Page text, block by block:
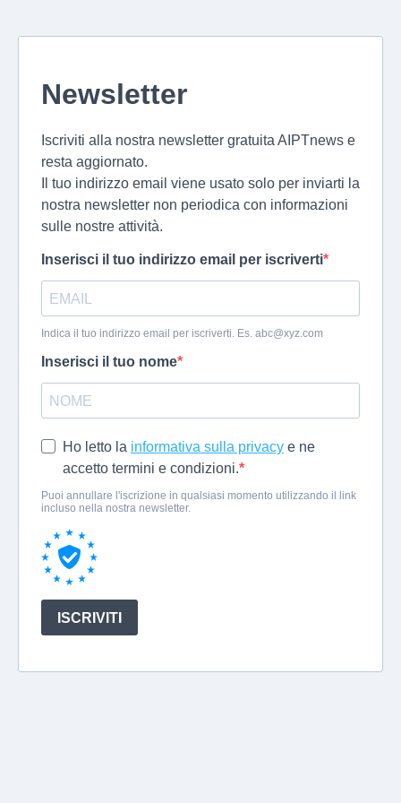
Newsletter
Iscriviti alla nostra newsletter gratuita AIPTnews e
resta aggiornato.
Il tuo indirizzo email viene usato solo per inviarti la
nostra newsletter non periodica con informazioni
sulle nostre attività.
Inserisci il tuo indirizzo email per iscriverti
Indica il tuo indirizzo email per iscriverti. Es. abc@xyz.com
Inserisci il tuo nome
Ho letto la informativa sulla privacy e ne
accetto termini e condizioni.
Puoi annullare l'iscrizione in qualsiasi momento utilizzando il link
incluso nella nostra newsletter.
ISCRIVITI